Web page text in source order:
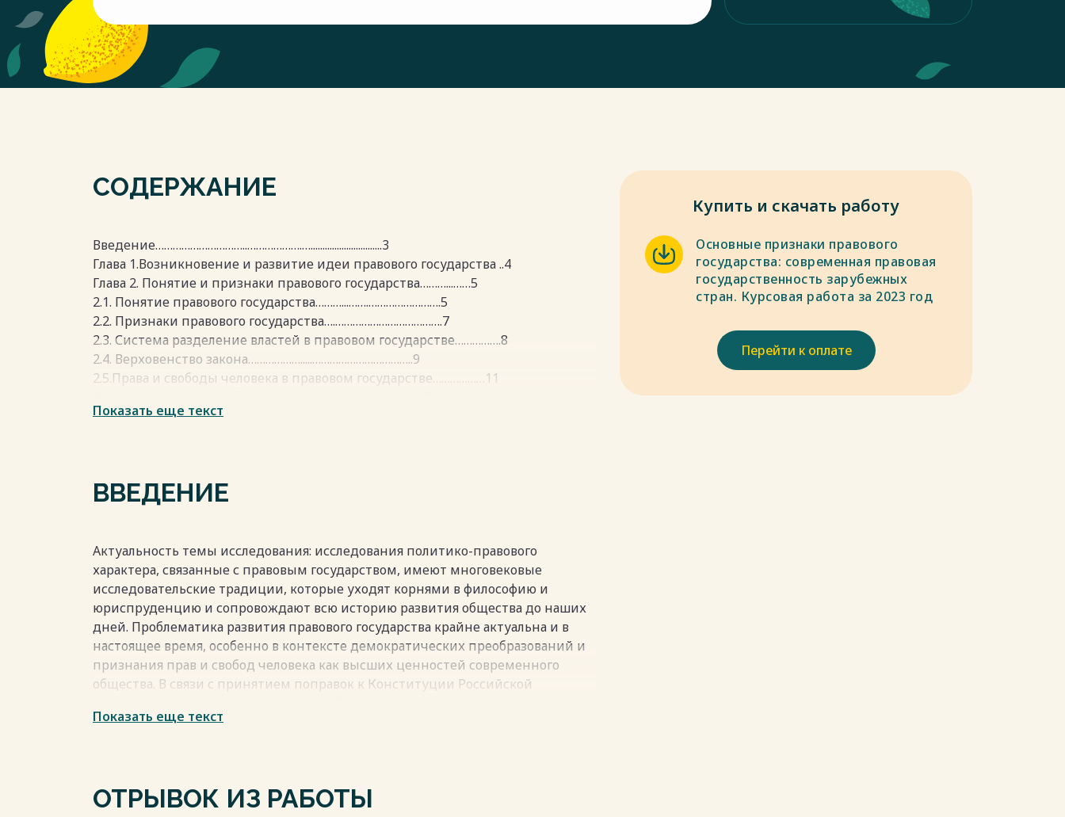
СОДЕРЖАНИЕ
Введение…………………………..……………….…..............................3
Глава 1.Возникновение и развитие идеи правового государства ..4
Глава 2. Понятие и признаки правового государства………...……5
2.1. Понятие правового государства………...…….…………………….5
2.2. Признаки правового государства….……………………………….7
2.3. Система разделение властей в правовом государстве…………….8
2.4. Верховенство закона……………….....……………………………..9
2.5.Права и свободы человека в правовом государстве………………11
3.1. Понятие гражданского общества, его структура и признаки..….15
Список литературы …………………………...………….…….………35
Весь текст будет доступен
Показать еще текст
ВВЕДЕНИЕ
Актуальность темы исследования: исследования политико-правового
характера, связанные с правовым государством, имеют многовековые
исследовательские традиции, которые уходят корнями в философию и
юриспруденцию и сопровождают всю историю развития общества до наших
дней. Проблематика развития правового государства крайне актуальна и в
настоящее время, особенно в контексте демократических преобразований и
признания прав и свобод человека как высших ценностей современного
общества. В связи с принятием поправок к Конституции Российской
государства объединяется в его последовательной демократизации,
правовую защиту граждан и возмещение ущерба, нанесенного
Показать еще текст
ОТРЫВОК ИЗ РАБОТЫ
Купить и скачать работу
Основные признаки правового
государства: современная правовая
государственность зарубежных
стран. Курсовая работа за 2023 год
Перейти к оплате